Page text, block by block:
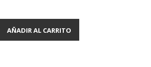
AÑADIR AL CARRITO